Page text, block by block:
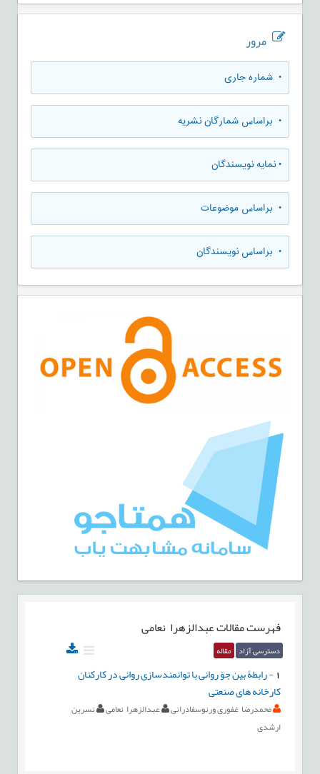
مرور
• شماره جاری
• براساس شمارگان نشریه
•نمایه نویسندگان
• براساس موضوعات
• براساس نویسندگان
فهرست مقالاتعبدالزهرا نعامی
دسترسی آزاد مقاله
-رابطۀ بین جوّ روانی با توانمندسازی روانی در كاركنان
کارخانه های صنعتی
محمدرضا غفوری ورنوسفادرانی عبدالزهرا نعامی نسرین
ارشدی